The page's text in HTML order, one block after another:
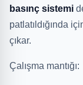
basınç sistemi
patlatıldığında
çıkar.
Çalışma mantığı: